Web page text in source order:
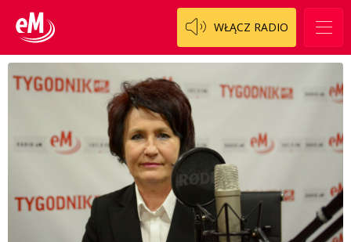
WŁĄCZ RADIO